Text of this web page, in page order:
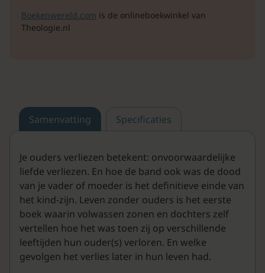
Boekenwereld.com is de onlineboekwinkel van
Theologie.nl
Samenvatting Specificaties
Je ouders verliezen betekent: onvoorwaardelijke
liefde verliezen. En hoe de band ook was de dood
van je vader of moeder is het definitieve einde van
het kind-zijn. Leven zonder ouders is het eerste
boek waarin volwassen zonen en dochters zelf
vertellen hoe het was toen zij op verschillende
leeftijden hun ouder(s) verloren. En welke
gevolgen het verlies later in hun leven had.